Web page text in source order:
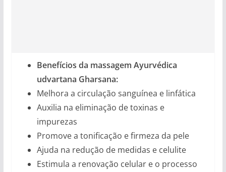
Benefícios da massagem Ayurvédica
udvartana Gharsana:
Melhora a circulação sanguínea e linfática
Auxilia na eliminação de toxinas e
impurezas
Promove a tonificação e firmeza da pele
Ajuda na redução de medidas e celulite
Estimula a renovação celular e o processo